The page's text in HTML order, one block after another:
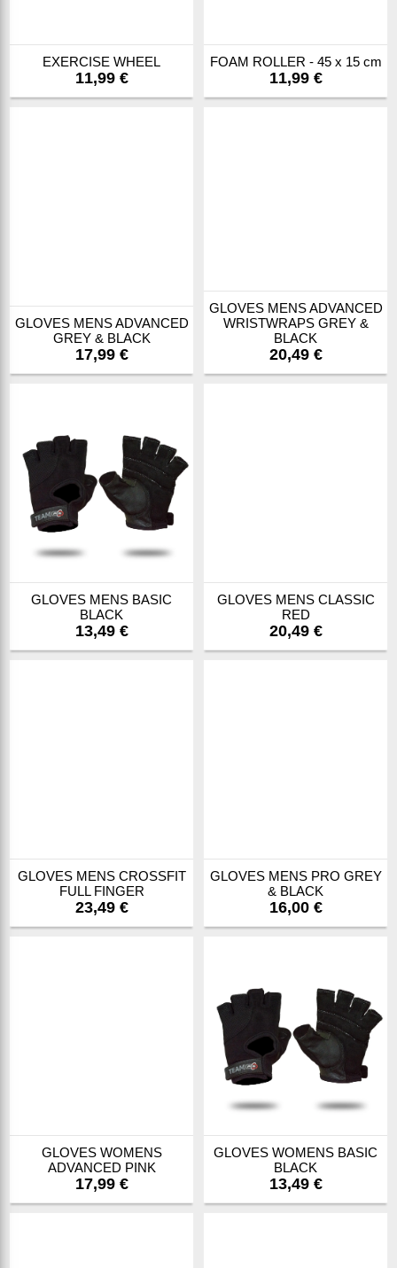
EXERCISE WHEEL
11,99 €
FOAM ROLLER - 45 x 15 cm
11,99 €
GLOVES MENS ADVANCED
GREY & BLACK
17,99 €
GLOVES MENS ADVANCED
WRISTWRAPS GREY &
BLACK
20,49 €
GLOVES MENS BASIC
BLACK
13,49 €
GLOVES MENS CLASSIC
RED
20,49 €
GLOVES MENS CROSSFIT
FULL FINGER
23,49 €
GLOVES MENS PRO GREY
& BLACK
16,00 €
GLOVES WOMENS
ADVANCED PINK
17,99 €
GLOVES WOMENS BASIC
BLACK
13,49 €